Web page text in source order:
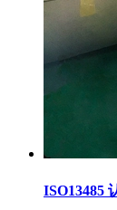
ISO13485